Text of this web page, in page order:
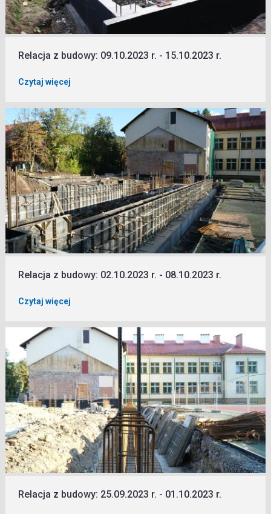
Relacja z budowy: 09.10.2023 r. - 15.10.2023 r.
Czytaj więcej
Relacja z budowy: 02.10.2023 r. - 08.10.2023 r.
Czytaj więcej
Relacja z budowy: 25.09.2023 r. - 01.10.2023 r.